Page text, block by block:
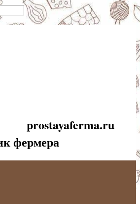
prostayaferma.ru
фермера